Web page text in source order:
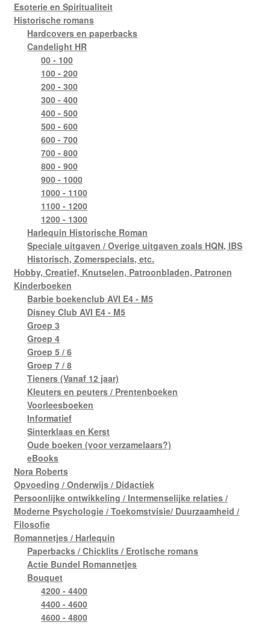
Esoterie en Spiritualiteit
Historische romans
Hardcovers en paperbacks
Candelight HR
00 - 100
100 - 200
200 - 300
300 - 400
400 - 500
500 - 600
600 - 700
700 - 800
800 - 900
900 - 1000
1000 - 1100
1100 - 1200
1200 - 1300
Harlequin Historische Roman
Speciale uitgaven / Overige uitgaven zoals HQN, IBS
Historisch, Zomerspecials, etc.
Hobby, Creatief, Knutselen, Patroonbladen, Patronen
Kinderboeken
Barbie boekenclub AVI E4 - M5
Disney Club AVI E4 - M5
Groep 3
Groep 4
Groep 5 / 6
Groep 7 / 8
Tieners (Vanaf 12 jaar)
Kleuters en peuters / Prentenboeken
Voorleesboeken
Informatief
Sinterklaas en Kerst
Oude boeken (voor verzamelaars?)
eBooks
Nora Roberts
Opvoeding / Onderwijs / Didactiek
Persoonlijke ontwikkeling / Intermenselijke relaties /
Moderne Psychologie / Toekomstvisie/ Duurzaamheid /
Filosofie
Romannetjes / Harlequin
Paperbacks / Chicklits / Erotische romans
Actie Bundel Romannetjes
Bouquet
4200 - 4400
4400 - 4600
4600 - 4800